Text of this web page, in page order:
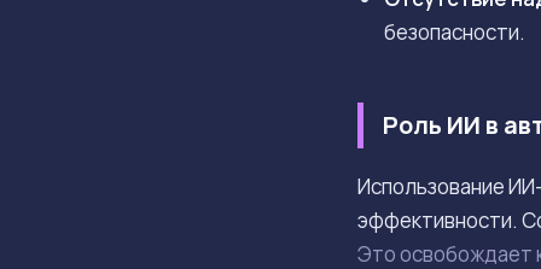
безопасности.
Роль ИИ в
Использование
эффективности.
Это освобождает